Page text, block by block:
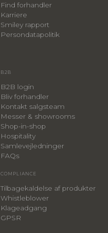
Find forhandler
Karriere
Smiley rapport
Persondatapolitik
B2B
B2B login
Bliv forhandler
Kontakt salgsteam
Messer & showrooms
Shop-in-shop
Hospitality
Samlevejledninger
FAQs
COMPLIANCE
Tilbagekaldelse af produkter
Whistleblower
Klageadgang
GPSR